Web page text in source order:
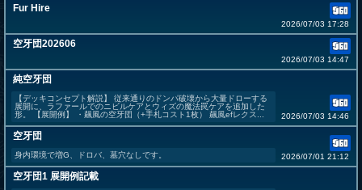
Fur Hire
2026/07/03 17:28
空牙団202606
2026/07/03 14:47
純空牙団
【デッキコンセプト解説】 従来通りのドンパ破壊から大量ドローする
展開に、ラファールでのニビルケアとウィズの魔法罠ケアを追加した
形。 【展開例】 ・飆風の空牙団（+手札コスト1枚） 飆風efレクス...
2026/07/03 14:46
空牙団
身内環境で増G、ドロバ、墓穴なしです。 2026/07/01 21:12
空牙団1 展開例記載